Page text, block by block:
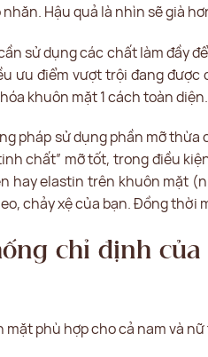
Hậu quả là nhìn sẽ già
sử dụng các chất làm đầy
ưu điểm vượt trội đang
khuôn mặt 1 cách toàn diện.
pháp sử dụng phần mỡ
chất” mỡ tốt, trong điều
hay elastin trên khuôn mặt
chảy xệ của bạn. Đồng thời
chỉ định
phù hợp cho cả nam và